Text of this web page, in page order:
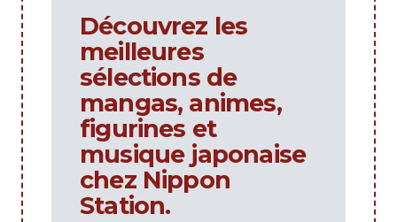
Découvrez les
meilleures
sélections de
mangas, animes,
figurines et
musique japonaise
chez Nippon
Station.